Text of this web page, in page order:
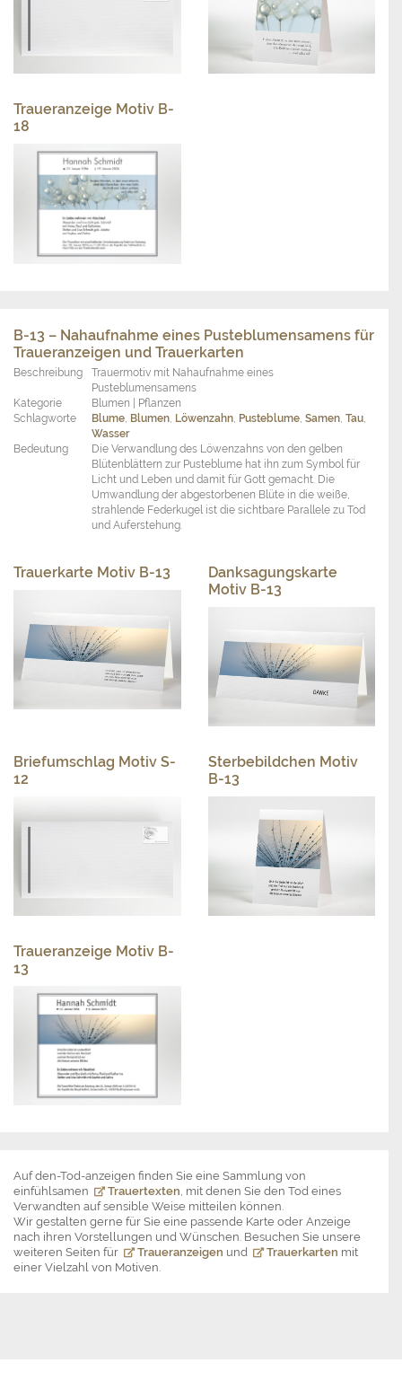
Traueranzeige Motiv B-
18
B-13 – Nahaufnahme eines Pusteblumensamens für
Traueranzeigen und Trauerkarten
Beschreibung
Trauermotiv mit Nahaufnahme eines
Pusteblumensamens
Kategorie
Blumen | Pflanzen
Schlagworte
Blume Blumen Löwenzahn Pusteblume Samen Tau
Wasser
Bedeutung
Die Verwandlung des Löwenzahns von den gelben
Blütenblättern zur Pusteblume hat ihn zum Symbol für
Licht und Leben und damit für Gott gemacht. Die
Umwandlung der abgestorbenen Blüte in die weiße,
strahlende Federkugel ist die sichtbare Parallele zu Tod
und Auferstehung.
Trauerkarte Motiv B-13
Danksagungskarte
Motiv B-13
Briefumschlag Motiv S-
12
Sterbebildchen Motiv
B-13
Traueranzeige Motiv B-
13
Auf den-Tod-anzeigen finden Sie eine Sammlung von
einfühlsamen
Trauertexten, mit denen Sie den Tod eines
Verwandten auf sensible Weise mitteilen können.
Wir gestalten gerne für Sie eine passende Karte oder Anzeige
nach ihren Vorstellungen und Wünschen. Besuchen Sie unsere
weiteren Seiten für
Traueranzeigen und Trauerkarten mit
einer Vielzahl von Motiven.